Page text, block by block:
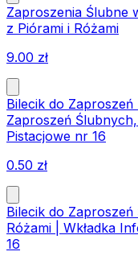
Zaproszenia Ślubne
z Piórami i Różami
9.00 zł
Bilecik do Zaproszeń
Zaproszeń Ślubnych,
Pistacjowe nr 16
0.50 zł
Bilecik do
Różami | Wkładka
16